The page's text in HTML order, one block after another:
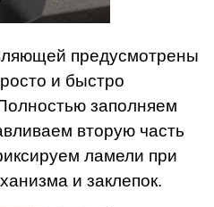
предусмотрены
и быстро
заполняем
вторую часть
ламели при
и заклепок.